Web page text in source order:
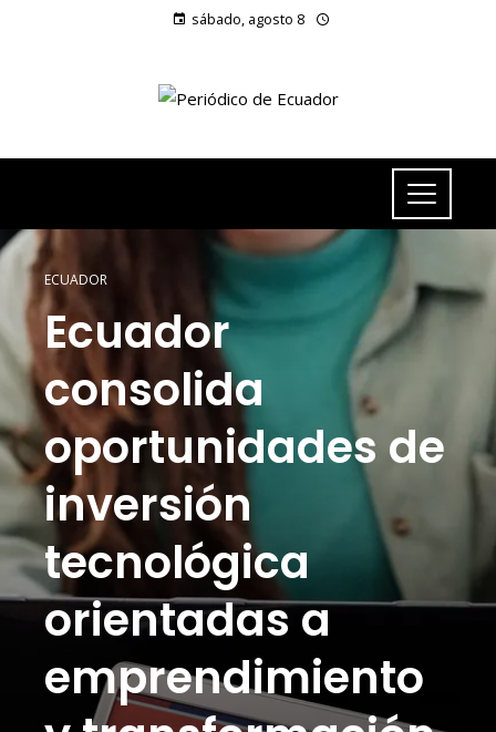
sábado, agosto 8
ECUADOR
Ecuador
consolida
oportunidades de
inversión
tecnológica
orientadas a
emprendimiento